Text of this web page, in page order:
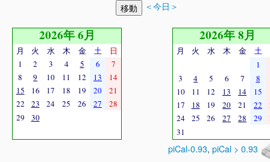
＜今日＞
2026年 6月
月 火 水 木 金 土
日
1
2 3 4 5 6
7
8
9 10 11 12 13
14
15
16 17 18 19 20
21
22
23 24 25 26 27
28
29
30
2026年 8月
月 火 水 木 金 土
1
3
4 5 6 7
8
10
11 12 13 14 15
17
18 19 20 21 22
24
25 26 27 28 29
31
piCal-0.93, piCal > 0.93